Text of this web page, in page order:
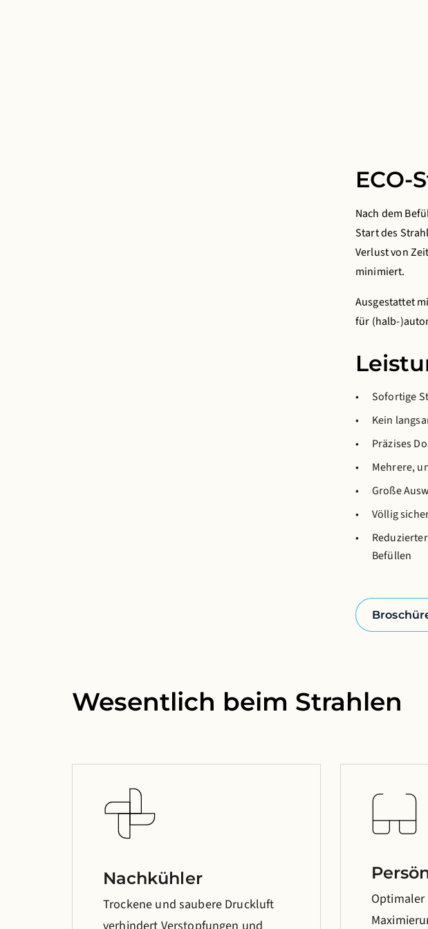
ECO-
Nach dem
Start des
Verlust von
minimiert.
Ausgestattet
für (halb-
Sofortige
Kein
Präzises
Mehrere,
Große
Völlig
Befüllen
Wesentlich beim Strahlen
Nachkühler
Trockene und saubere Druckluft